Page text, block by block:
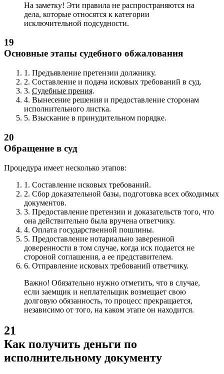
На заметку! Эти правила не распространяются на
дела, которые относятся к категории
исключительной подсудности.
19
Основные этапы судебного обжалования
1. Предъявление претензии должнику.
2. Составление и подача исковых требований в суд.
3. Судебные прения.
4. Вынесение решения и предоставление сторонам
исполнительного листка.
5. Взыскание в принудительном порядке.
20
Обращение в суд
Процедура имеет несколько этапов:
1. Составление исковых требований.
2. Сбор доказательной базы, подготовка всех обходимых
документов.
3. Предоставление претензии и доказательств того, что
она действительно была вручена ответчику.
4. Оплата государственной пошлины.
5. Предоставление нотариально заверенной
доверенности в том случае, когда иск подается не
стороной соглашения, а ее представителем.
6. Отправление исковых требований ответчику.
Важно! Обязательно нужно отметить, что в случае,
если заемщик и неплательщик возмещает свою
долговую обязанность, то процесс прекращается,
независимо от того, на каком этапе он находится.
21
Как получить деньги по
исполнительному документу